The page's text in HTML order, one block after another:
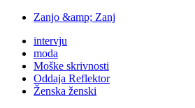
Zanjo &amp; Zanj
intervju
moda
Moške skrivnosti
Oddaja Reflektor
Ženska ženski